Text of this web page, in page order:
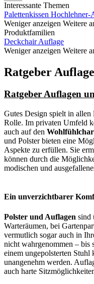
Interessante Themen
Palettenkissen Hochlehner-
Weniger anzeigen Weitere
Produktfamilien
Deckchair Auflage
Weniger anzeigen Weitere
Ratgeber
Ratgeber Auflagen
Gutes Design spielt in
Rolle. Im privaten Umfeld
auch auf den
und Polster bieten eine
Aspekte zu erfüllen. Sie
können durch die
modischen und
Ein unverzichtbarer
Polster und Auflagen sind
Warteräumen, bei
vermutlich sogar auch in
nicht wahrgenommen – bis
einem ungepolsterten Stuhl
unangenehm werden.
auch harte